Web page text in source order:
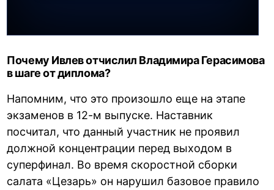
Почему Ивлев отчислил Владимира Герасимова
в шаге от диплома?
Напомним, что это произошло еще на этапе
экзаменов в 12-м выпуске. Наставник
посчитал, что данный участник не проявил
должной концентрации перед выходом в
суперфинал. Во время скоростной сборки
салата «Цезарь» он нарушил базовое правило